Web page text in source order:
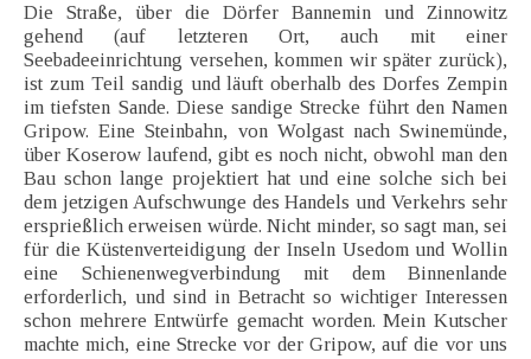
Die Straße, über die Dörfer Bannemin und Zinnowitz
gehend (auf letzteren Ort, auch mit einer
Seebadeeinrichtung versehen, kommen wir später zurück),
ist zum Teil sandig und läuft oberhalb des Dorfes Zempin
im tiefsten Sande. Diese sandige Strecke führt den Namen
Gripow. Eine Steinbahn, von Wolgast nach Swinemünde,
über Koserow laufend, gibt es noch nicht, obwohl man den
Bau schon lange projektiert hat und eine solche sich bei
dem jetzigen Aufschwunge des Handels und Verkehrs sehr
ersprießlich erweisen würde. Nicht minder, so sagt man, sei
für die Küstenverteidigung der Inseln Usedom und Wollin
eine Schienenwegverbindung mit dem Binnenlande
erforderlich, und sind in Betracht so wichtiger Interessen
schon mehrere Entwürfe gemacht worden. Mein Kutscher
machte mich, eine Strecke vor der Gripow, auf die vor uns